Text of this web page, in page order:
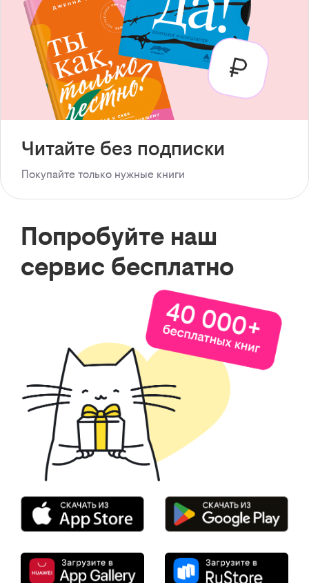
Читайте без подписки
Покупайте только нужные книги
Попробуйте наш
сервис бесплатно